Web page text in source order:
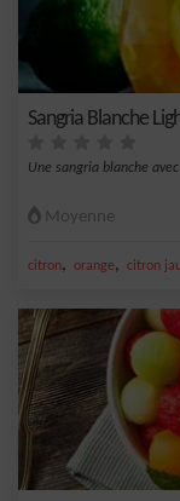
Sangria Blanche
Une sangria blanche
Moyenne
citron, orange, citron